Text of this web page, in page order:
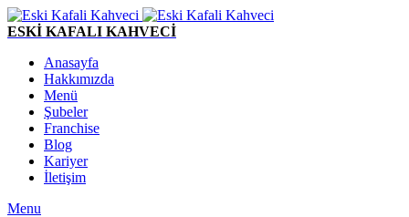
ESKİ KAFALI KAHVECİ
Anasayfa
Hakkımızda
Menü
Şubeler
Franchise
Blog
Kariyer
İletişim
Menu